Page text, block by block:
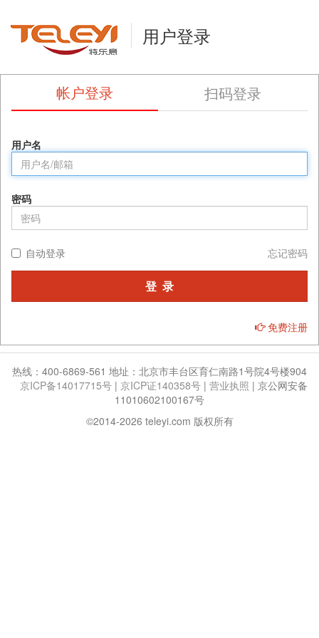
用户登录
帐户登录 扫码登录
用户名
密码
自动登录 忘记密码
登 录
免费注册
热线：400-6869-561 地址：北京市丰台区育仁南路1号院4号楼904
京ICP备14017715号 | 京ICP证140358号 | 营业执照 | 京公网安备
11010602100167号
©2014-2026 teleyi.com 版权所有